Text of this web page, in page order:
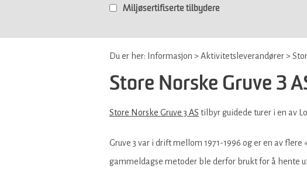
Miljøsertifiserte tilbydere
Du er her: Informasjon > Aktivitetsleverandører>
Store Norske Gruve 3
Store Norske Gruve 3 AS tilbyr guidede turer i en av
Gruve 3 var i drift mellom 1971-1996 og er en av
gammeldagse metoder ble derfor brukt for å hente